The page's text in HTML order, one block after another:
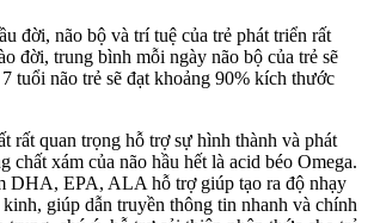
đời, não bộ và trí tuệ của trẻ phát triển rất
đời, trung bình mỗi ngày não bộ của trẻ sẽ
tuổi não trẻ sẽ đạt khoảng 90% kích thước
rất quan trọng hỗ trợ sự hình thành và phát
chất xám của não hầu hết là acid béo Omega.
DHA, EPA, ALA hỗ trợ giúp tạo ra độ nhạy
kinh, giúp dẫn truyền thông tin nhanh và chính